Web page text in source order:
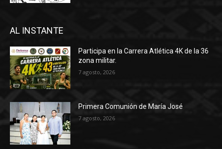
AL INSTANTE
Participa en la Carrera Atlética 4K de la 36
zona militar.
7 agosto, 2026
Primera Comunión de María José
7 agosto, 2026